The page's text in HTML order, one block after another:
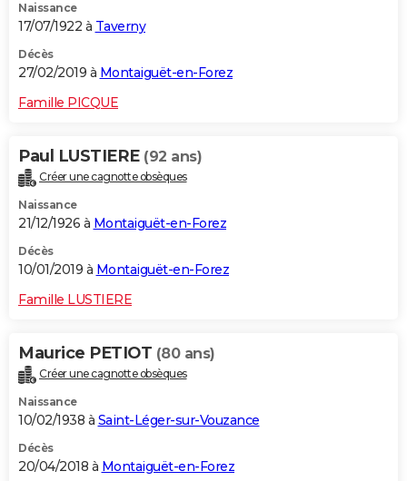
Naissance
17/07/1922 à Taverny
Décès
27/02/2019 à Montaiguët-en-Forez
Famille PICQUE
Paul LUSTIERE (92 ans)
Créer une cagnotte obsèques
Naissance
21/12/1926 à Montaiguët-en-Forez
Décès
10/01/2019 à Montaiguët-en-Forez
Famille LUSTIERE
Maurice PETIOT (80 ans)
Créer une cagnotte obsèques
Naissance
10/02/1938 à Saint-Léger-sur-Vouzance
Décès
20/04/2018 à Montaiguët-en-Forez